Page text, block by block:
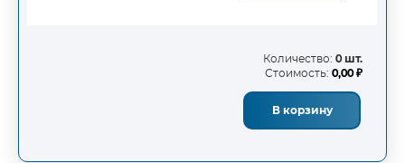
Количество: 0 шт.
Стоимость: 0,00 ₽
В корзину